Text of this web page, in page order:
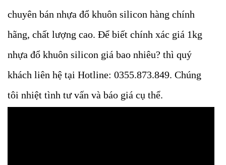
chuyên bán nhựa đổ khuôn silicon hàng chính
hãng, chất lượng cao. Để biết chính xác giá 1kg
nhựa đổ khuôn silicon giá bao nhiêu? thì quý
khách liên hệ tại Hotline: 0355.873.849. Chúng
tôi nhiệt tình tư vấn và báo giá cụ thể.